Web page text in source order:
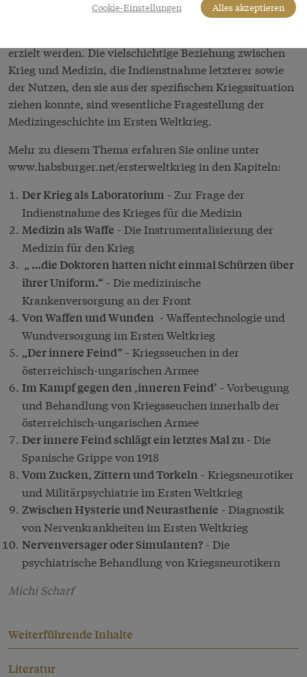
Kampfgasforschung, der Bluttransfusion oder der
erzielt werden. Die vielschichtige Beziehung zwischen
Krieg und Medizin, die Indienstnahme letzterer sowie
der Nutzen, den sie aus der spezifischen Kriegssituation
ziehen konnte, sind wesentliche Fragestellung der
Medizingeschichte im Ersten Weltkrieg.
Mehr zu diesem Thema erfahren Sie online unter
www.habsburger.net/ersterweltkriegin den Kapiteln:
Der Krieg als Laboratorium - Zur Frage der
Indienstnahme des Krieges für die Medizin
Medizin als Waffe - Die Instrumentalisierung der
Medizin für den Krieg
„ …die Doktoren hatten nicht einmal Schürzen über
ihrer Uniform.“ - Die medizinische
Krankenversorgung an der Front
Von Waffen und Wunden - Waffentechnologie und
Wundversorgung im Ersten Weltkrieg
„Der innere Feind“ - Kriegsseuchen in der
österreichisch-ungarischen Armee
Im Kampf gegen den ‚inneren Feind’ - Vorbeugung
und Behandlung von Kriegsseuchen innerhalb der
österreichisch-ungarischen Armee
Der innere Feind schlägt ein letztes Mal zu - Die
Spanische Grippe von 1918
Vom Zucken, Zittern und Torkeln - Kriegsneurotiker
und Militärpsychiatrie im Ersten Weltkrieg
Zwischen Hysterie und Neurasthenie - Diagnostik
von Nervenkrankheiten im Ersten Weltkrieg
Nervenversager oder Simulanten? - Die
psychiatrische Behandlung von Kriegsneurotikern
Michi Scharf
Weiterführende Inhalte
Literatur
Cookie-Einstellungen Alles akzeptieren